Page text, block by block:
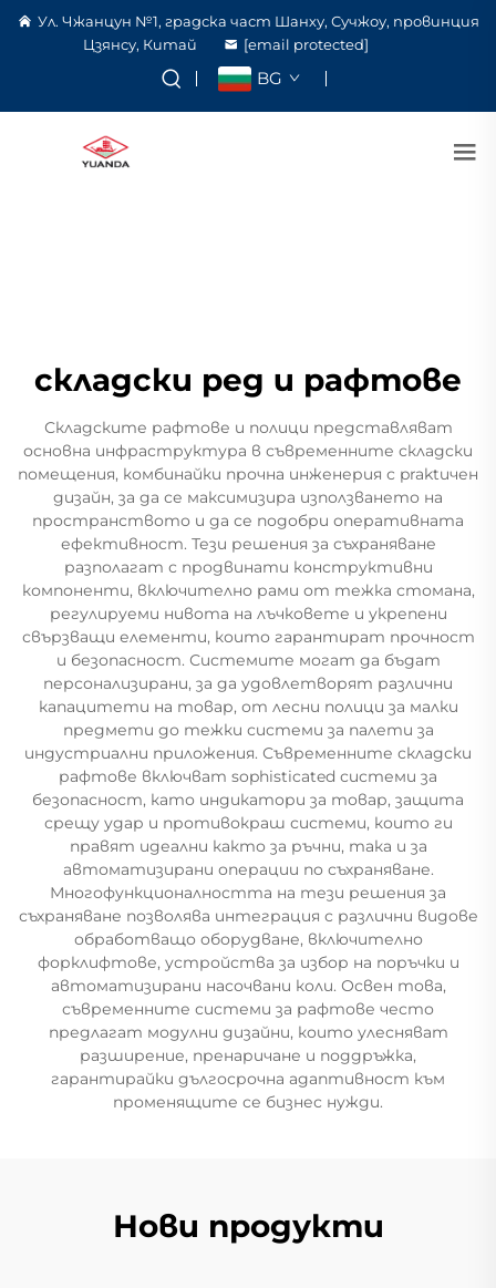
Ул. Чжанцун №1, градска част Шанху, Сучжоу, провинция
Цзянсу, Китай
[email protected]
BG
складски ред и рафтове
Складските рафтове и полици представляват
основна инфраструктура в съвременните складски
помещения, комбинайки прочна инженерия с praktичен
дизайн, за да се максимизира използването на
пространството и да се подобри оперативната
ефективност. Тези решения за съхраняване
разполагат с продвинати конструктивни
компоненти, включително рами от тежка стомана,
регулируеми нивота на лъчковете и укрепени
свързващи елементи, които гарантират прочност
и безопасност. Системите могат да бъдат
персонализирани, за да удовлетворят различни
капацитети на товар, от лесни полици за малки
предмети до тежки системи за палети за
индустриални приложения. Съвременните складски
рафтове включват sophisticated системи за
безопасност, като индикатори за товар, защита
срещу удар и противокраш системи, които ги
правят идеални както за ръчни, така и за
автоматизирани операции по съхраняване.
Многофункционалността на тези решения за
съхраняване позволява интеграция с различни видове
обработващо оборудване, включително
форклифтове, устройства за избор на поръчки и
автоматизирани насочвани коли. Освен това,
съвременните системи за рафтове често
предлагат модулни дизайни, които улесняват
разширение, пренаричане и поддръжка,
гарантирайки дългосрочна адаптивност към
променящите се бизнес нужди.
Нови продукти